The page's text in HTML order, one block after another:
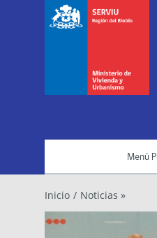
Menú
Inicio / Noticias »